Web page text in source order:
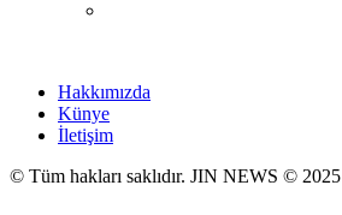
Hakkımızda
Künye
İletişim
© Tüm hakları saklıdır. JIN NEWS © 2025